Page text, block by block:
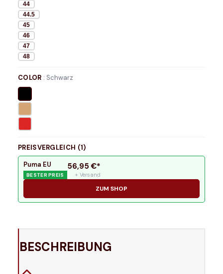
44
44.5
45
46
47
48
COLOR : Schwarz
PREISVERGLEICH (1)
Puma EU
BESTER PREIS
56,95 €*
+ Versand
ZUM SHOP
BESCHREIBUNG